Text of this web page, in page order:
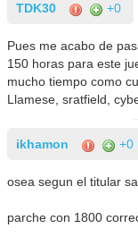
TDK30 +0
Pues me acabo de
150 horas para este
mucho tiempo como
Llamese, sratfield,
ikhamon +0
osea segun el titular
parche con 1800